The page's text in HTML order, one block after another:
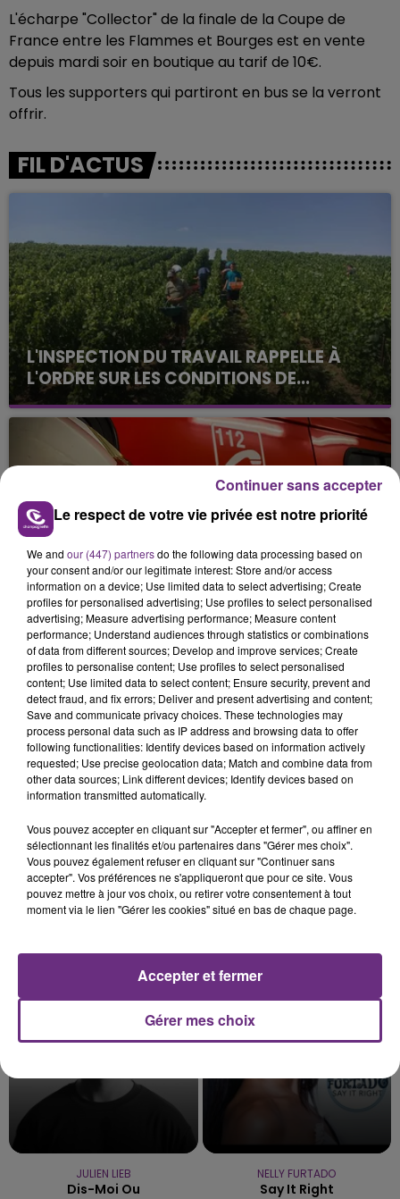
L'écharpe "Collector" de la finale de la Coupe de
France entre les Flammes et Bourges est en vente
depuis mardi soir en boutique au tarif de 10€.
Tous les supporters qui partiront en bus se la verront
offrir.
FIL D'ACTUS
L'INSPECTION DU TRAVAIL RAPPELLE À
L'ORDRE SUR LES CONDITIONS DE...
Alors que les dates de début des vendange 2026
s'est avéré être plus précoce que prévu,
l'inspection du Travail en profite pour rappeler
les conditions de...
UN FEU DE REMORQUE BLOQUE LA
CIRCULATION DANS LES ARDENNES
Un feu de remorque s'est déclaré ce mercredi en
fin de matinée sur l'A34.
TITRES DIFFUSÉS
15h48
15h48
ARIANA GRANDE
Me
15h44
15h44
KELLY CLARKSON
JULIEN LIEB
Dis-Moi Ou
NELLY FURTADO
Say It Right
Le respect de votre vie privée est notre priorité
We and our (447) partnersdo the following data processing based on
your consent and/or our legitimate interest: Store and/or access
information on a device; Use limited data to select advertising; Create
profiles for personalised advertising; Use profiles to select personalised
advertising; Measure advertising performance; Measure content
performance; Understand audiences through statistics or combinations
of data from different sources; Develop and improve services; Create
profiles to personalise content; Use profiles to select personalised
content; Use limited data to select content; Ensure security, prevent and
detect fraud, and fix errors; Deliver and present advertising and content;
Save and communicate privacy choices. These technologies may
process personal data such as IP address and browsing data to offer
following functionalities: Identify devices based on information actively
requested; Use precise geolocation data; Match and combine data from
other data sources; Link different devices; Identify devices based on
information transmitted automatically.
Vous pouvez accepter en cliquant sur "Accepter et fermer", ou affiner en
sélectionnant les finalités et/ou partenaires dans "Gérer mes choix".
Vous pouvez également refuser en cliquant sur "Continuer sans
accepter". Vos préférences ne s'appliqueront que pour ce site. Vous
pouvez mettre à jour vos choix, ou retirer votre consentement à tout
moment via le lien "Gérer les cookies" situé en bas de chaque page.
Gérer mes choix
Accepter et fermer
Continuer sans accepter